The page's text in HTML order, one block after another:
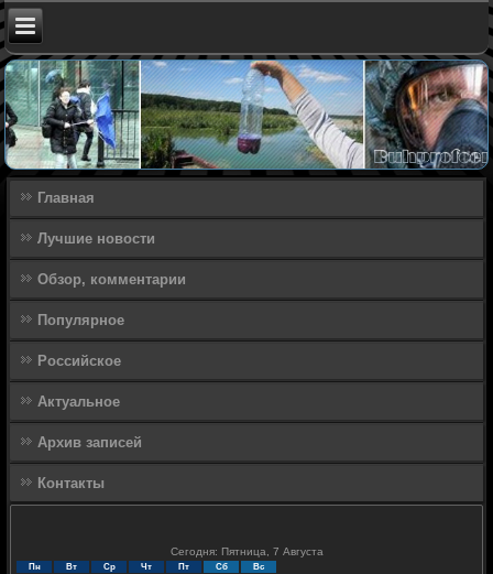
Главная
Лучшие новости
Обзор, комментарии
Популярное
Российское
Актуальное
Архив записей
Контакты
Сегодня: Пятница, 7 Августа
Пн Вт Ср Чт Пт Сб Вс